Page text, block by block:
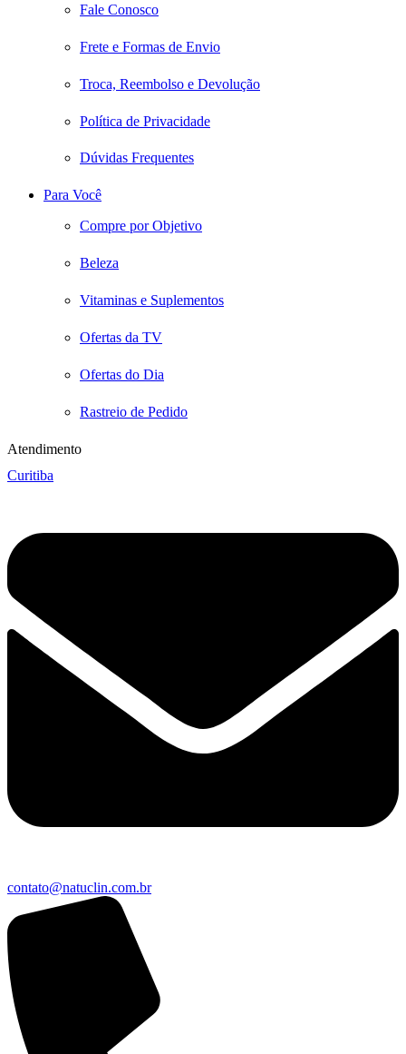
Fale Conosco
Frete e Formas de Envio
Troca, Reembolso e Devolução
Política de Privacidade
Dúvidas Frequentes
Para Você
Compre por Objetivo
Beleza
Vitaminas e Suplementos
Ofertas da TV
Ofertas do Dia
Rastreio de Pedido
Atendimento
Curitiba
contato@natuclin.com.br